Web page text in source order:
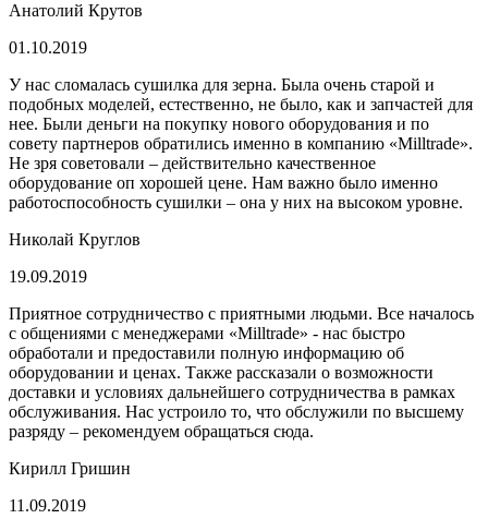
Анатолий Крутов
01.10.2019
У нас сломалась сушилка для зерна. Была очень старой и
подобных моделей, естественно, не было, как и запчастей для
нее. Были деньги на покупку нового оборудования и по
совету партнеров обратились именно в компанию «Milltrade».
Не зря советовали – действительно качественное
оборудование оп хорошей цене. Нам важно было именно
работоспособность сушилки – она у них на высоком уровне.
Николай Круглов
19.09.2019
Приятное сотрудничество с приятными людьми. Все началось
с общениями с менеджерами «Milltrade» - нас быстро
обработали и предоставили полную информацию об
оборудовании и ценах. Также рассказали о возможности
доставки и условиях дальнейшего сотрудничества в рамках
обслуживания. Нас устроило то, что обслужили по высшему
разряду – рекомендуем обращаться сюда.
Кирилл Гришин
11.09.2019